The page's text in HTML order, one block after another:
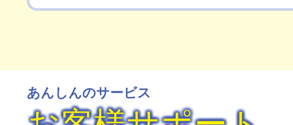
あんしんのサービス